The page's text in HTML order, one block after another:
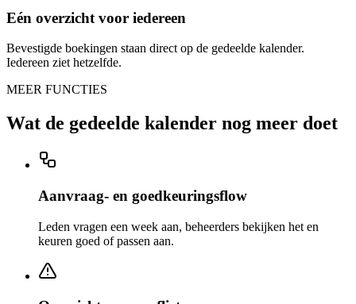
Eén overzicht voor iedereen
Bevestigde boekingen staan direct op de gedeelde kalender.
Iedereen ziet hetzelfde.
MEER FUNCTIES
Wat de gedeelde kalender nog meer doet
Aanvraag- en goedkeuringsflow
Leden vragen een week aan, beheerders bekijken het en
keuren goed of passen aan.